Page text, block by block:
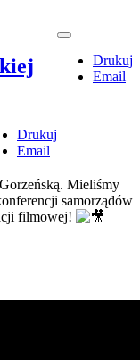
Drukuj
Email
Drukuj
Email
Mieliśmy
samorządów
filmowej!